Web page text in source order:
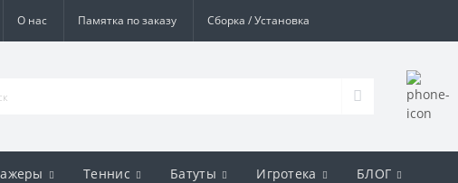
О нас Памятка по заказу Сборка / Установка
Теннис Батуты Игротека БЛОГ